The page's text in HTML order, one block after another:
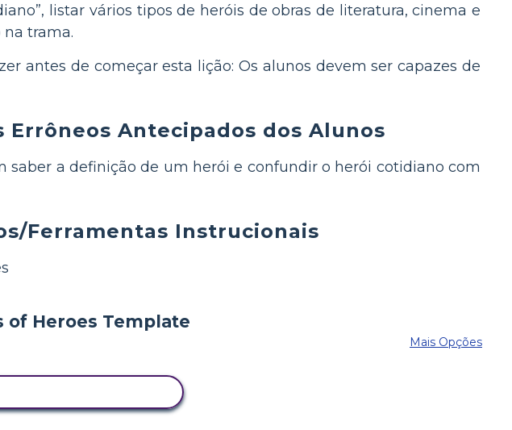
listar vários tipos de heróis de obras de literatura, cinema e
trama.
antes de começar esta lição: Os alunos devem ser capazes de
Antecipados dos Alunos
a definição de um herói e confundir o herói cotidiano com
Ferramentas Instrucionais
Mais Opções